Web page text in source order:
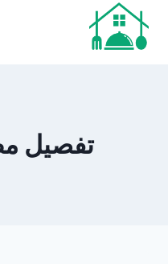
التجاوز
المحتوى
تفصيل